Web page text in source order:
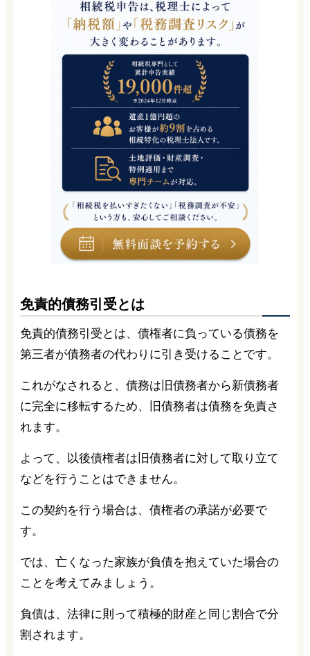
免責的債務引受とは
免責的債務引受とは、債権者に負っている債務を
第三者が債務者の代わりに引き受けることです。
これがなされると、債務は旧債務者から新債務者
に完全に移転するため、旧債務者は債務を免責さ
れます。
よって、以後債権者は旧債務者に対して取り立て
などを行うことはできません。
この契約を行う場合は、債権者の承諾が必要で
す。
では、亡くなった家族が負債を抱えていた場合の
ことを考えてみましょう。
負債は、法律に則って積極的財産と同じ割合で分
割されます。